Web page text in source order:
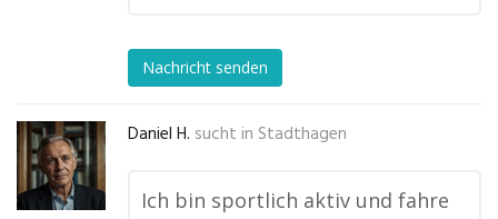
Nachricht senden
Daniel H. sucht in Stadthagen
Ich bin sportlich aktiv und fahre